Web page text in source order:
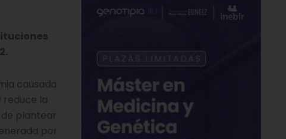
causada
reduce la
plantear
por